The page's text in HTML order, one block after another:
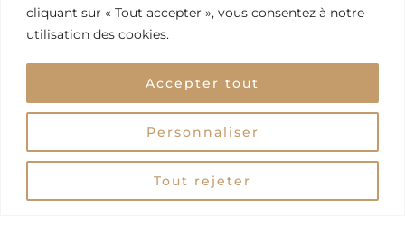
cliquant sur « Tout accepter », vous consentez à notre
utilisation des cookies.
Personnaliser
Tout rejeter
Accepter tout